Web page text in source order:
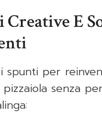
Creative E
spunti per
senza